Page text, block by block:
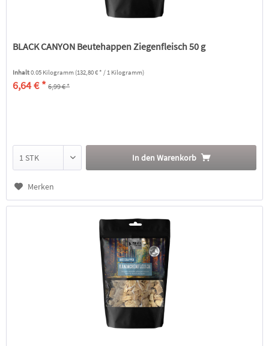
BLACK CANYON Beutehappen Ziegenfleisch 50 g
Inhalt0.05 Kilogramm (132,80 € * / 1 Kilogramm)
6,64 € * 6,99 € *
In den Warenkorb
Merken